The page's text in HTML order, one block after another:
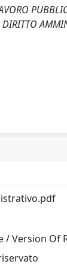
DIRITTO
/ Version Of